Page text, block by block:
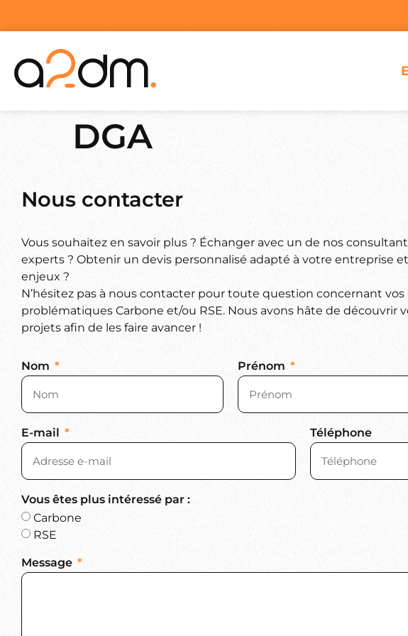
DGA
Nous contacter
Vous souhaitez en savoir plus ? Échanger avec un de nos
experts ? Obtenir un devis personnalisé adapté à votre entreprise
enjeux ?
N’hésitez pas à nous contacter pour toute question concernant vos
problématiques Carbone et/ou RSE. Nous avons hâte de découvrir
projets afin de les faire avancer !
Nom Prénom
E-mail Téléphone
Vous êtes plus intéressé par :
Carbone
RSE
Message